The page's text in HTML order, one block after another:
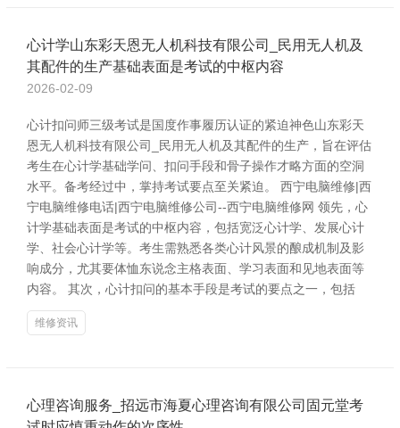
心计学山东彩天恩无人机科技有限公司_民用无人机及
其配件的生产基础表面是考试的中枢内容
2026-02-09
心计扣问师三级考试是国度作事履历认证的紧迫神色山东彩天
恩无人机科技有限公司_民用无人机及其配件的生产，旨在评估
考生在心计学基础学问、扣问手段和骨子操作才略方面的空洞
水平。备考经过中，掌持考试要点至关紧迫。 西宁电脑维修|西
宁电脑维修电话|西宁电脑维修公司--西宁电脑维修网 领先，心
计学基础表面是考试的中枢内容，包括宽泛心计学、发展心计
学、社会心计学等。考生需熟悉各类心计风景的酿成机制及影
响成分，尤其要体恤东说念主格表面、学习表面和见地表面等
内容。 其次，心计扣问的基本手段是考试的要点之一，包括
维修资讯
心理咨询服务_招远市海夏心理咨询有限公司固元堂考